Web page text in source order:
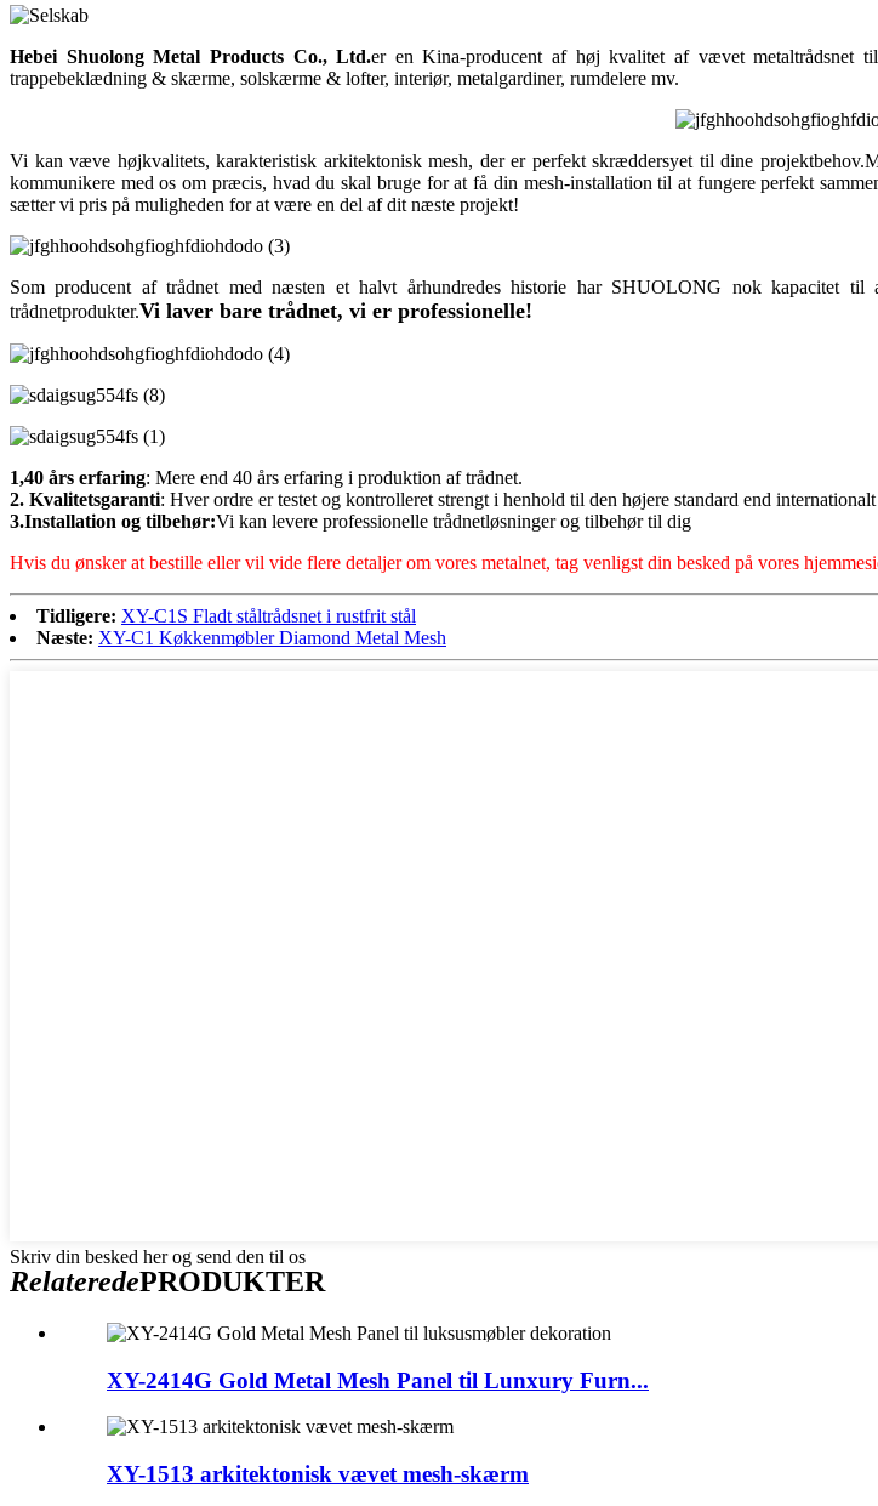
Hebei Shuolong Metal Products Co., Ltd.er en Kina-producent af høj kvalitet af vævet metaltrådsnet
trappebeklædning & skærme, solskærme & lofter, interiør, metalgardiner, rumdelere mv.
Vi kan væve højkvalitets, karakteristisk arkitektonisk mesh, der er perfekt skræddersyet til dine
kommunikere med os om præcis, hvad du skal bruge for at få din mesh-installation til at fungere perfekt
sætter vi pris på muligheden for at være en del af dit næste projekt!
Som producent af trådnet med næsten et halvt århundredes historie har SHUOLONG nok kapacitet
trådnetprodukter.Vi laver bare trådnet, vi er professionelle!
1,40 års erfaring: Mere end 40 års erfaring i produktion af trådnet.
2. Kvalitetsgaranti: Hver ordre er testet og kontrolleret strengt i henhold til den højere standard end
3.Installation og tilbehør:Vi kan levere professionelle trådnetløsninger og tilbehør til dig
Hvis du ønsker at bestille eller vil vide flere detaljer om vores metalnet, tag venligst din besked på vores
Tidligere: XY-C1S Fladt ståltrådsnet i rustfrit stål
Næste: XY-C1 Køkkenmøbler Diamond Metal Mesh
Skriv din besked her og send den til os
RelateredePRODUKTER
XY-2414G Gold Metal Mesh Panel til Lunxury Furn...
XY-1513 arkitektonisk vævet mesh-skærm